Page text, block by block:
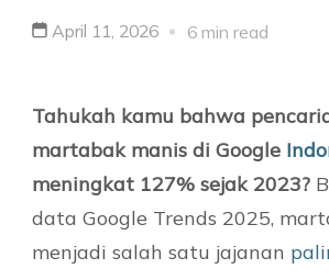
April 11, 2026 6 min read
Tahukah kamu bahwa
martabak manis di Google
meningkat 127% sejak 2023?
data Google Trends 2025,
menjadi salah satu jajanan